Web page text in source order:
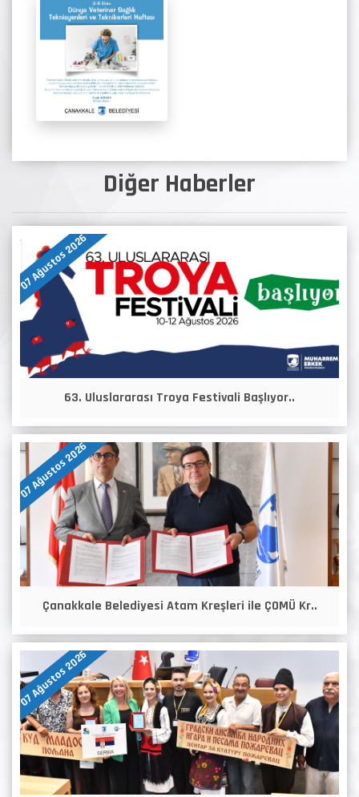
Diğer Haberler
07 Ağustos 2026
63. Uluslararası Troya Festivali Başlıyor..
07 Ağustos 2026
Çanakkale Belediyesi Atam Kreşleri ile ÇOMÜ Kr..
07 Ağustos 2026